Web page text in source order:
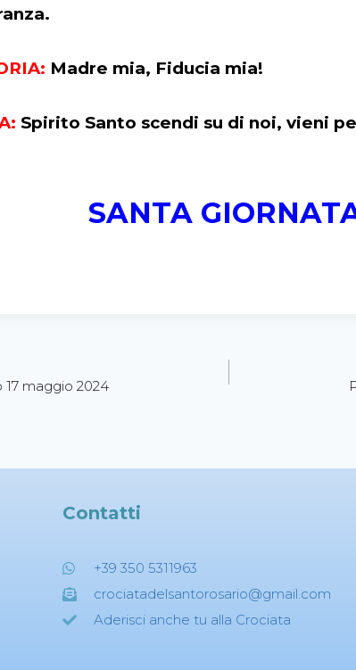
Madre mia, Fiducia mia!
Spirito Santo scendi su di noi, vieni
SANTA
17 maggio 2024
Contatti
+39 350 5311963
crociatadelsantorosario@gmail.com
Aderisci anche tu alla Crociata